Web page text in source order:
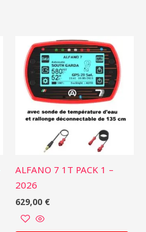
ALFANO 7 1T PACK 1 –
2026
629,00 €